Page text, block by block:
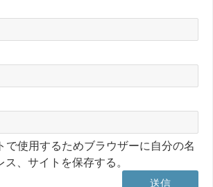
で使用するためブラウザーに自分の名
、サイトを保存する。